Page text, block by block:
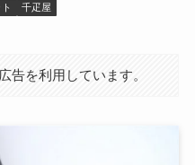
千疋屋
告を利用しています。